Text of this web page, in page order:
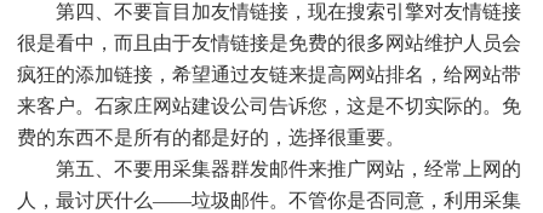
第四、不要盲目加友情链接，现在搜索引擎对友情链接
很是看中，而且由于友情链接是免费的很多网站维护人员会
疯狂的添加链接，希望通过友链来提高网站排名，给网站带
来客户。石家庄网站建设公司告诉您，这是不切实际的。免
费的东西不是所有的都是好的，选择很重要。
第五、不要用采集器群发邮件来推广网站，经常上网的
人，最讨厌什么——垃圾邮件。不管你是否同意，利用采集